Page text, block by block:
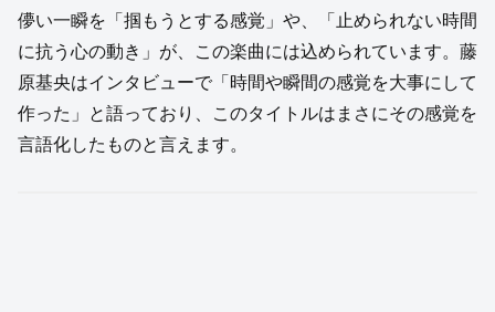
儚い一瞬を「掴もうとする感覚」や、「止められない時間
に抗う心の動き」が、この楽曲には込められています。藤
原基央はインタビューで「時間や瞬間の感覚を大事にして
作った」と語っており、このタイトルはまさにその感覚を
言語化したものと言えます。